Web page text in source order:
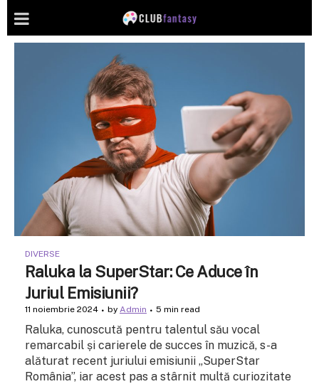
DIVERSE
Raluka la SuperStar: Ce Aduce în
Juriul Emisiunii?
11 noiembrie 2024 by Admin 5 min read
Raluka, cunoscută pentru talentul său vocal
remarcabil și carierele de succes în muzică, s-a
alăturat recent juriului emisiunii „SuperStar
România”, iar acest pas a stârnit multă curiozitate